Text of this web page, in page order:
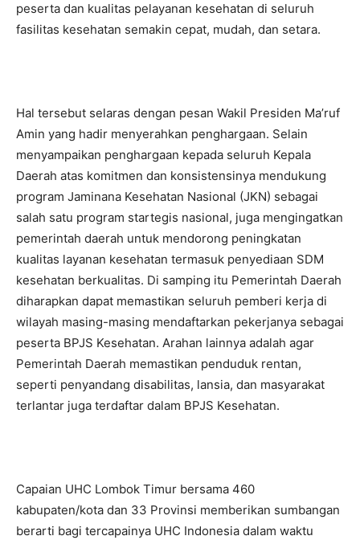
peserta dan kualitas pelayanan kesehatan di seluruh
fasilitas kesehatan semakin cepat, mudah, dan setara.
Hal tersebut selaras dengan pesan Wakil Presiden Ma’ruf
Amin yang hadir menyerahkan penghargaan. Selain
menyampaikan penghargaan kepada seluruh Kepala
Daerah atas komitmen dan konsistensinya mendukung
program Jaminana Kesehatan Nasional (JKN) sebagai
salah satu program startegis nasional, juga mengingatkan
pemerintah daerah untuk mendorong peningkatan
kualitas layanan kesehatan termasuk penyediaan SDM
kesehatan berkualitas. Di samping itu Pemerintah Daerah
diharapkan dapat memastikan seluruh pemberi kerja di
wilayah masing-masing mendaftarkan pekerjanya sebagai
peserta BPJS Kesehatan. Arahan lainnya adalah agar
Pemerintah Daerah memastikan penduduk rentan,
seperti penyandang disabilitas, lansia, dan masyarakat
terlantar juga terdaftar dalam BPJS Kesehatan.
Capaian UHC Lombok Timur bersama 460
kabupaten/kota dan 33 Provinsi memberikan sumbangan
berarti bagi tercapainya UHC Indonesia dalam waktu